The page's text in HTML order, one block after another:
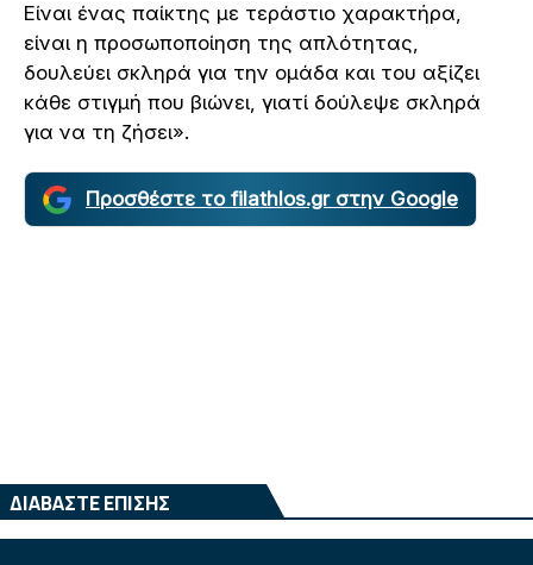
Είναι ένας παίκτης με τεράστιο χαρακτήρα,
είναι η προσωποποίηση της απλότητας,
δουλεύει σκληρά για την ομάδα και του αξίζει
κάθε στιγμή που βιώνει, γιατί δούλεψε σκληρά
για να τη ζήσει».
Προσθέστε το filathlos.gr στην Google
ΔΙΑΒΑΣΤΕ ΕΠΙΣΗΣ